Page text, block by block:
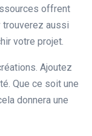
offrent
trouverez aussi
votre projet.
Ajoutez
Que ce soit une
donnera une